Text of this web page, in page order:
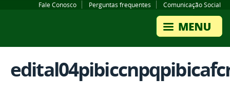
Fale Conosco Perguntas frequentes Comunicação Social